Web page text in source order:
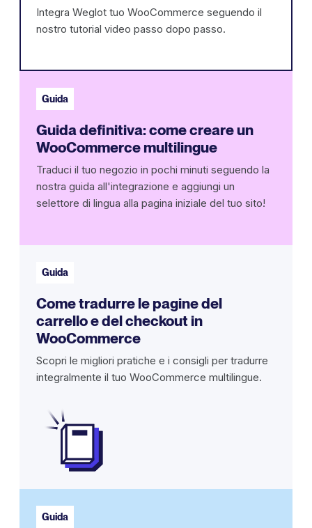
Integra Weglot tuo WooCommerce seguendo il
nostro tutorial video passo dopo passo.
Guida
Guida definitiva: come creare un
WooCommerce multilingue
Traduci il tuo negozio in pochi minuti seguendo la
nostra guida all'integrazione e aggiungi un
selettore di lingua alla pagina iniziale del tuo sito!
Guida
Come tradurre le pagine del
carrello e del checkout in
WooCommerce
Scopri le migliori pratiche e i consigli per tradurre
integralmente il tuo WooCommerce multilingue.
Guida